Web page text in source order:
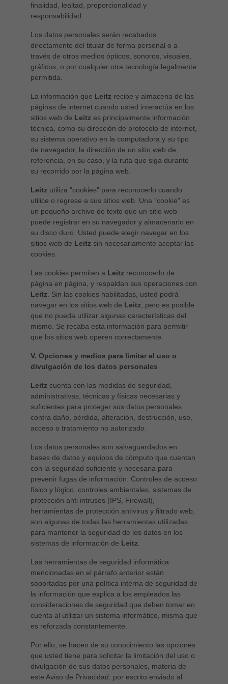
finalidad, lealtad, proporcionalidad y
responsabilidad.
Los datos personales serán recabados
directamente del titular de forma personal o a
través de otros medios ópticos, sonoros, visuales,
gráficos, o por cualquier otra tecnología legalmente
permitida.
La información que Leitz recibe y almacena de las
páginas de internet cuando usted interactúa en los
sitios web de Leitz es principalmente información
técnica, como su dirección de protocolo de internet,
su sistema operativo en la computadora y su tipo
de navegador, la dirección de un sitio web de
referencia, en su caso, y la ruta que siga durante
su recorrido por la página web.
Leitz utiliza "cookies" para reconocerlo cuando
utilice o regrese a sus sitios web. Una "cookie" es
un pequeño archivo de texto que un sitio web
puede registrar en su navegador y almacenarlo en
su disco duro. Usted puede elegir navegar en los
sitios web de Leitz sin necesariamente aceptar las
cookies.
Las cookies permiten a Leitz reconocerlo de
página en página, y respaldan sus operaciones con
Leitz . Sin las cookies habilitadas, usted podrá
navegar en los sitios web de Leitz , pero es posible
que no pueda utilizar algunas características del
mismo. Se recaba esta información para permitir
que los sitios web operen correctamente.
V. Opciones y medios para limitar el uso o
divulgación de los datos personales
Leitz cuenta con las medidas de seguridad,
administrativas, técnicas y físicas necesarias y
suficientes para proteger sus datos personales
contra daño, pérdida, alteración, destrucción, uso,
acceso o tratamiento no autorizado.
Los datos personales son salvaguardados en
bases de datos y equipos de cómputo que cuentan
con la seguridad suficiente y necesaria para
prevenir fugas de información. Controles de acceso
físico y lógico, controles ambientales, sistemas de
protección anti intrusos (IPS, Firewall),
herramientas de protección antivirus y filtrado web,
son algunas de todas las herramientas utilizadas
para mantener la seguridad de los datos en los
sistemas de información de Leitz
Las herramientas de seguridad informática
mencionadas en el párrafo anterior están
soportadas por una política interna de seguridad de
la información que explica a los empleados las
consideraciones de seguridad que deben tomar en
cuenta al utilizar un sistema informático, misma que
es reforzada constantemente.
Por ello, se hacen de su conocimiento las opciones
que usted tiene para solicitar la limitación del uso o
divulgación de sus datos personales, materia de
este Aviso de Privacidad: por escrito enviado al